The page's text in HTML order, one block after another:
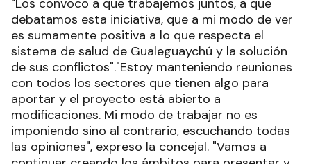
"Los convoco a que trabajemos juntos, a que
debatamos esta iniciativa, que a mi modo de ver
es sumamente positiva a lo que respecta el
sistema de salud de Gualeguaychú y la solución
de sus conflictos"."Estoy manteniendo reuniones
con todos los sectores que tienen algo para
aportar y el proyecto está abierto a
modificaciones. Mi modo de trabajar no es
imponiendo sino al contrario, escuchando todas
las opiniones", expreso la concejal. "Vamos a